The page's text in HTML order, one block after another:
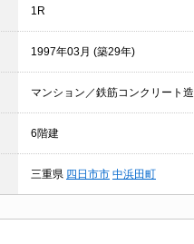
1R
1997年03月 (築29年)
マンション／鉄筋コンクリート造
6階建
三重県 四日市市 中浜田町